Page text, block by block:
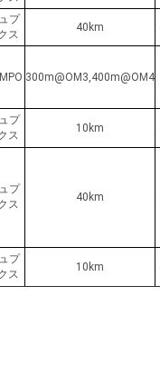
プ
ス
40km
300m@OM3,400m@OM4
プ
ス
10km
プ
ス
40km
プ
ス
10km